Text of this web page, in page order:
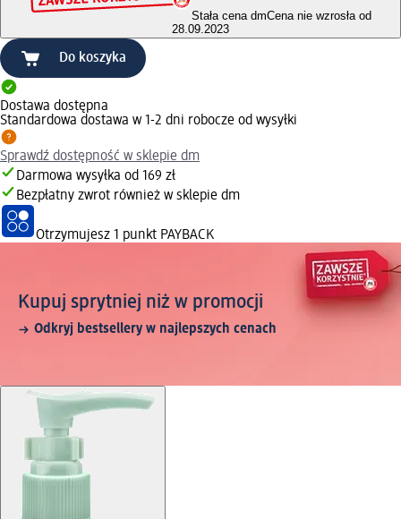
Stała cena dmCena nie wzrosła od
28.09.2023
Do koszyka
Dostawa dostępna
Standardowa dostawa w 1-2 dni robocze od wysyłki
Sprawdź dostępność w sklepie dm
Darmowa wysyłka od 169 zł
Bezpłatny zwrot również w sklepie dm
Otrzymujesz 1 punkt PAYBACK
Kupuj sprytniej niż w promocji
Odkryj bestsellery w najlepszych cenach